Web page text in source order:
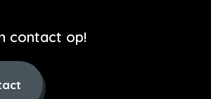
contact op!